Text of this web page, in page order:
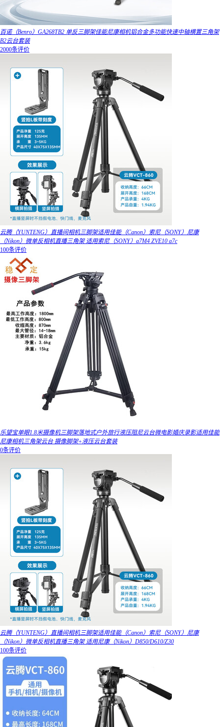
百诺（Benro）GA268TB2 单反三脚架佳能尼康相机铝合金多功能快速中轴横置三角架
B2云台套装
2000条评价
云腾（YUNTENG）直播间相机三脚架适用佳能（Canon）索尼（SONY）尼康
（Nikon）微单反相机直播三角架 适用索尼（SONY）a7M4 ZVE10 a7c
100条评价
乐望宝单眼1.8米摄像机三脚架落地式户外旅行液压阻尼云台微电影婚庆录影适用佳能
尼康相机三角架云台 摄像脚架+液压云台套装
0条评价
云腾（YUNTENG）直播间相机三脚架适用佳能（Canon）索尼（SONY）尼康
（Nikon）微单反相机直播三角架 适用尼康（Nikon）D850/D610/Z30
100条评价